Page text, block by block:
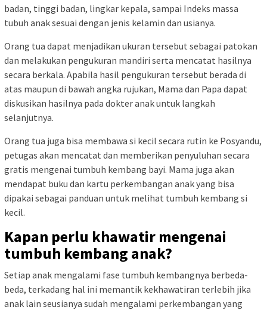
badan, tinggi badan, lingkar kepala, sampai Indeks massa
tubuh anak sesuai dengan jenis kelamin dan usianya.
Orang tua dapat menjadikan ukuran tersebut sebagai patokan
dan melakukan pengukuran mandiri serta mencatat hasilnya
secara berkala. Apabila hasil pengukuran tersebut berada di
atas maupun di bawah angka rujukan, Mama dan Papa dapat
diskusikan hasilnya pada dokter anak untuk langkah
selanjutnya.
Orang tua juga bisa membawa si kecil secara rutin ke Posyandu,
petugas akan mencatat dan memberikan penyuluhan secara
gratis mengenai tumbuh kembang bayi. Mama juga akan
mendapat buku dan kartu perkembangan anak yang bisa
dipakai sebagai panduan untuk melihat tumbuh kembang si
kecil.
Kapan perlu khawatir mengenai
tumbuh kembang anak?
Setiap anak mengalami fase tumbuh kembangnya berbeda-
beda, terkadang hal ini memantik kekhawatiran terlebih jika
anak lain seusianya sudah mengalami perkembangan yang